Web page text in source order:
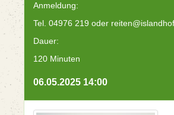
Anmeldung:
Tel. 04976 219 oder
Dauer:
120 Minuten
06.05.2025 14:00